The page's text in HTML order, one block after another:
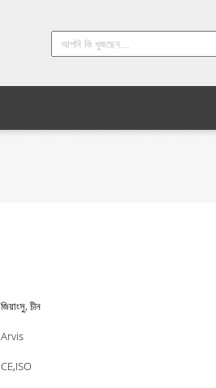
জিয়াংসু, চীন
Arvis
CE,ISO